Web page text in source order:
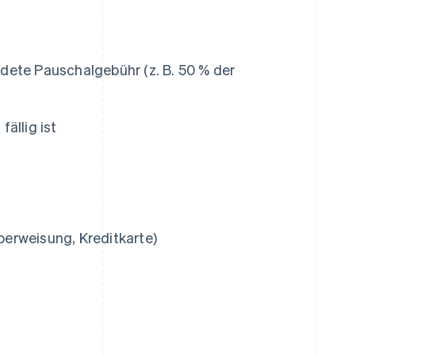
Pauschalgebühr (z. B. 50 % der
fällig ist
Kreditkarte)